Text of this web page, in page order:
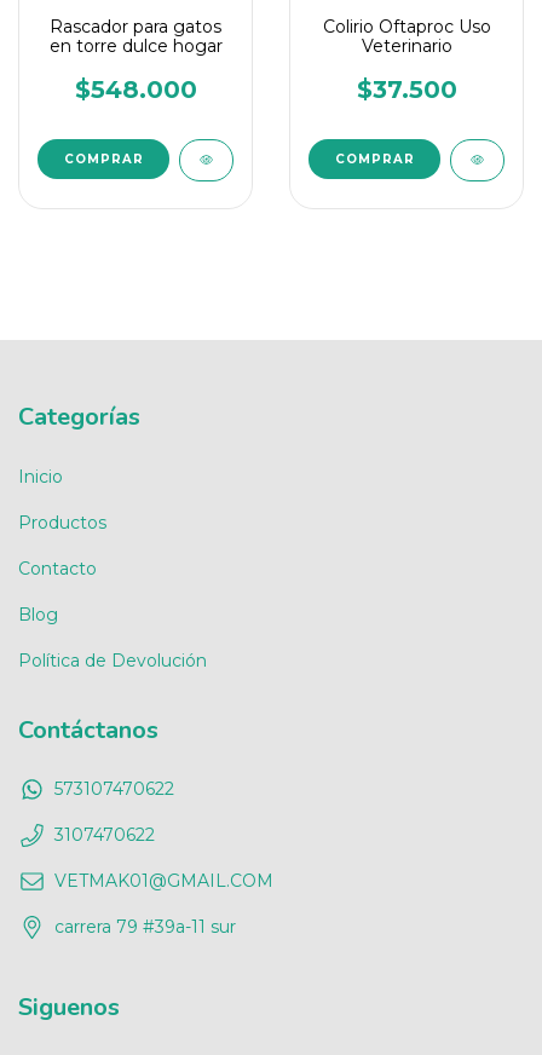
Rascador para gatos
en torre dulce hogar
$548.000
COMPRAR
Colirio Oftaproc Uso
Veterinario
$37.500
Categorías
Inicio
Productos
Contacto
Blog
Política de Devolución
Contáctanos
573107470622
3107470622
VETMAK01@GMAIL.COM
carrera 79 #39a-11 sur
Siguenos